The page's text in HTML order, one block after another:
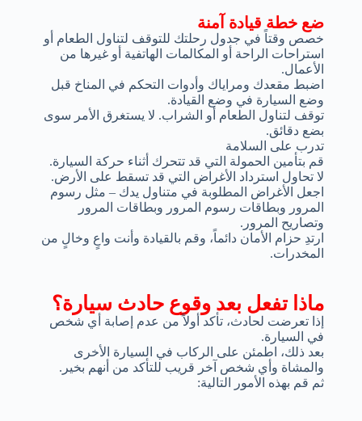
ضع خطة قيادة آمنة
خصص وقتاً في جدول رحلتك للتوقف لتناول الطعام أو
استراحات الراحة أو المكالمات الهاتفية أو غيرها من
الأعمال.
اضبط مقعدك ومراياك وأدوات التحكم في المناخ قبل
وضع السيارة في وضع القيادة.
توقف لتناول الطعام أو الشراب. لا يستغرق الأمر سوى
بضع دقائق.
تدرب على السلامة
قم بتأمين الحمولة التي قد تتحرك أثناء حركة السيارة.
لا تحاول استرداد الأغراض التي قد تسقط على الأرض.
اجعل الأغراض المطلوبة في متناول يدك – مثل رسوم
المرور وبطاقات رسوم المرور وبطاقات المرور
وتصاريح المرور.
ارتدِ حزام الأمان دائماً، وقم بالقيادة وأنت واعٍ وخالٍ من
المخدرات.
ماذا تفعل بعد وقوع حادث سيارة؟
إذا تعرضت لحادث، تأكد أولاً من عدم إصابة أي شخص
في السيارة.
بعد ذلك، اطمئن على الركاب في السيارة الأخرى
والمشاة وأي شخص آخر قريب للتأكد من أنهم بخير.
ثم قم بهذه الأمور التالية: